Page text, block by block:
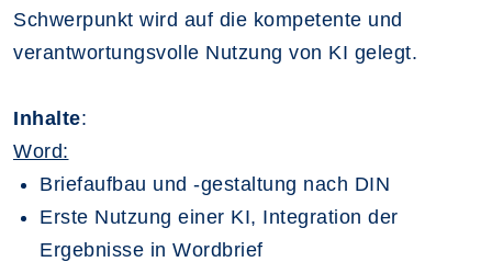
Schwerpunkt wird auf die kompetente und
verantwortungsvolle Nutzung von KI gelegt.
Inhalte:
Word:
Briefaufbau und -gestaltung nach DIN
Erste Nutzung einer KI, Integration der
Ergebnisse in Wordbrief